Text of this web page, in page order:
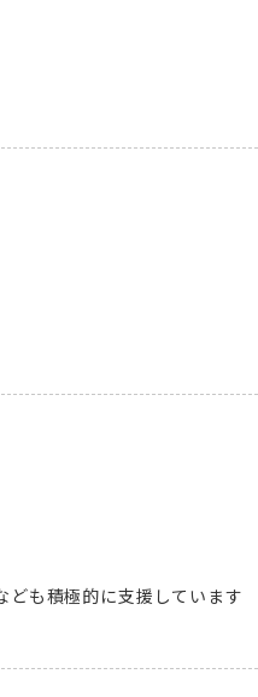
も積極的に支援しています